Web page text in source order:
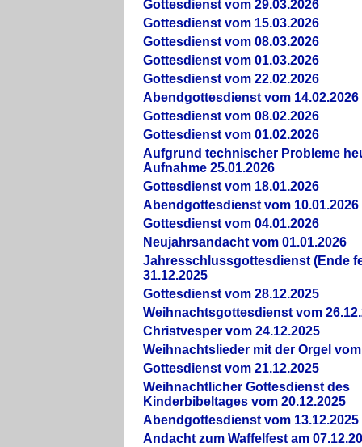
Gottesdienst vom 29.03.2026
Gottesdienst vom 15.03.2026
Gottesdienst vom 08.03.2026
Gottesdienst vom 01.03.2026
Gottesdienst vom 22.02.2026
Abendgottesdienst vom 14.02.2026
Gottesdienst vom 08.02.2026
Gottesdienst vom 01.02.2026
Aufgrund technischer Probleme
Aufnahme 25.01.2026
Gottesdienst vom 18.01.2026
Abendgottesdienst vom 10.01.2026
Gottesdienst vom 04.01.2026
Neujahrsandacht vom 01.01.2026
Jahresschlussgottesdienst (Ende
31.12.2025
Gottesdienst vom 28.12.2025
Weihnachtsgottesdienst vom
Christvesper vom 24.12.2025
Weihnachtslieder mit der Orgel vom
Gottesdienst vom 21.12.2025
Weihnachtlicher Gottesdienst des
Kinderbibeltages vom 20.12.2025
Abendgottesdienst vom 13.12.2025
Andacht zum Waffelfest am